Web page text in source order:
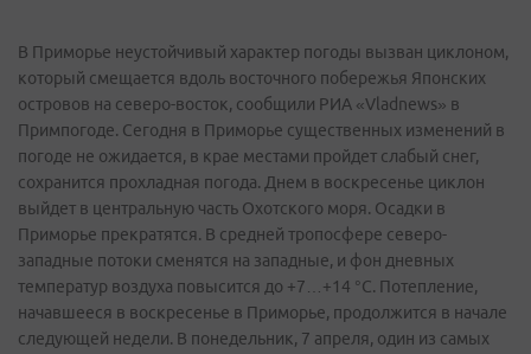
В Приморье неустойчивый характер погоды вызван циклоном,
который смещается вдоль восточного побережья Японских
островов на северо-восток, сообщили РИА «Vladnews» в
Примпогоде. Сегодня в Приморье существенных изменений в
погоде не ожидается, в крае местами пройдет слабый снег,
сохранится прохладная погода. Днем в воскресенье циклон
выйдет в центральную часть Охотского моря. Осадки в
Приморье прекратятся. В средней тропосфере северо-
западные потоки сменятся на западные, и фон дневных
температур воздуха повысится до +7…+14 °С. Потепление,
начавшееся в воскресенье в Приморье, продолжится в начале
следующей недели. В понедельник, 7 апреля, один из самых